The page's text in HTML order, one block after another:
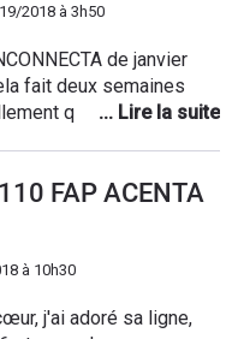
satisfait.
2018 à 3h50
de janvier
fait deux semaines
que j'ai
c'est limite dangereux,
tellement que la
fait du karting et c'est
pas du fort bruit
un tracteur!)et du bruit
anti-bruit pour
FAP ACENTA
à 10h30
j'ai adoré sa ligne,